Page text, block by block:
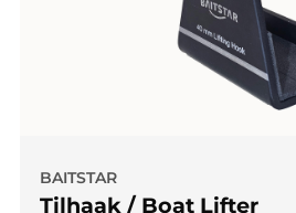
BAITSTAR
Tilhaak / Boat Lifter